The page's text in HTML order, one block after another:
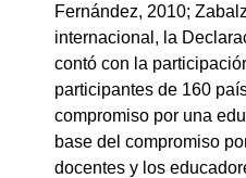
Fernández, 2010;
internacional, la
contó con la
participantes de 160
compromiso por una
base del compromiso
docentes y los